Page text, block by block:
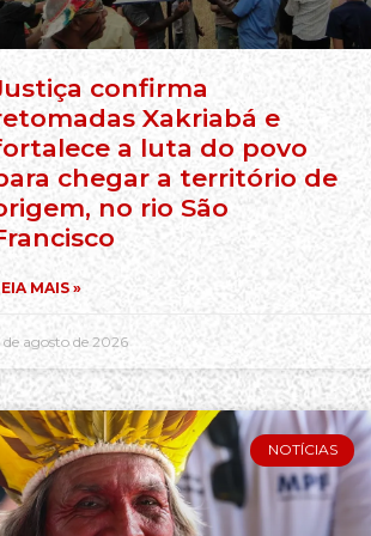
confirma
Xakriabá e
a luta do povo
chegar a território de
no rio São
MAIS »
de agosto de 2026
NOTÍCIAS